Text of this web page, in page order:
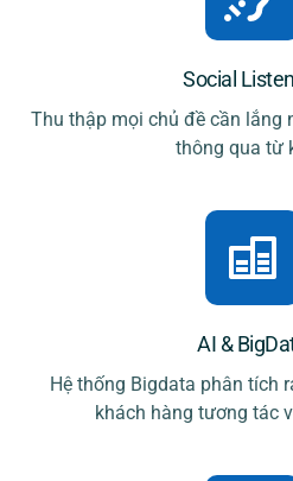
Social
Thu thập mọi chủ đề cần lắng
thông qua từ
AI &
Hệ thống Bigdata phân tích
khách hàng tương tác